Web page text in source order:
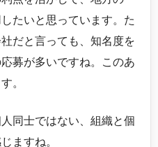
たいと思っています。た
だと言っても、知名度を
募が多いですね。このあ
。
同士ではない、組織と個
ますね。